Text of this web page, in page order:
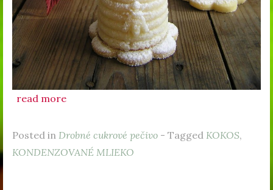
read more
Posted in Drobné cukrové pečivo - Tagged KOKOS,
KONDENZOVANÉ MLIEKO